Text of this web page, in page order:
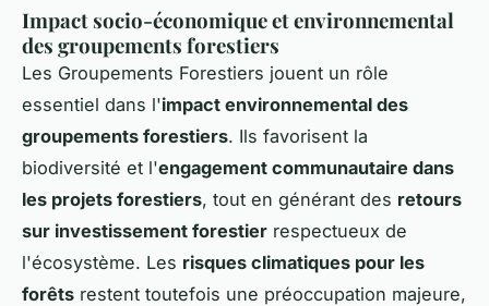
Impact socio-économique et environnemental
des groupements forestiers
Les Groupements Forestiers jouent un rôle
essentiel dans l'impact environnemental des
groupements forestiers. Ils favorisent la
biodiversité et l'engagement communautaire dans
les projets forestiers, tout en générant des retours
sur investissement forestier respectueux de
l'écosystème. Les risques climatiques pour les
forêts restent toutefois une préoccupation majeure,